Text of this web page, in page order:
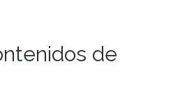
de